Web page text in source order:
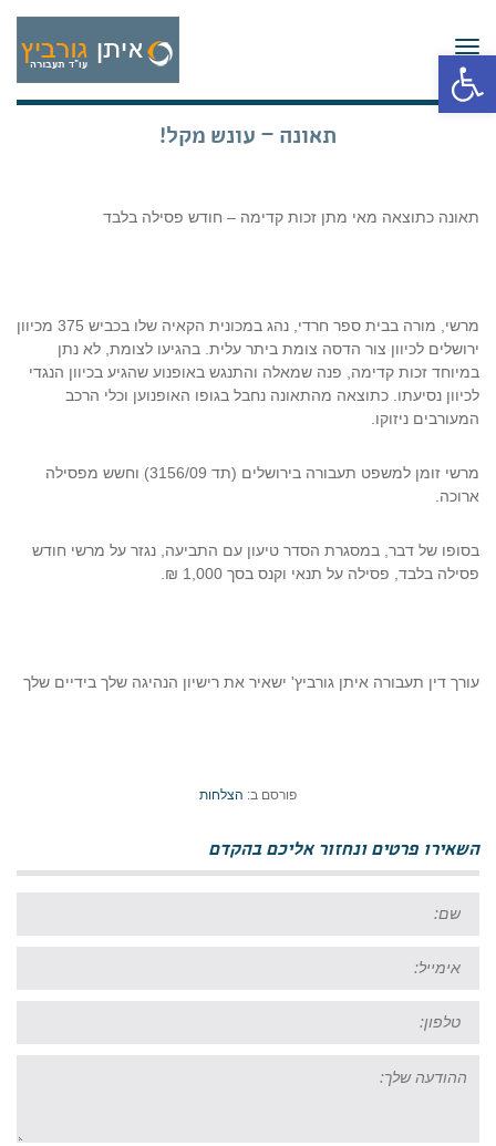
פתח סרגל נגישות
תפריט
תאונה – עונש מקל!
תאונה כתוצאה מאי מתן זכות קדימה – חודש פסילה בלבד
מרשי, מורה בבית ספר חרדי, נהג במכונית הקאיה שלו בכביש 375 מכיוון
ירושלים לכיוון צור הדסה צומת ביתר עלית. בהגיעו לצומת, לא נתן
במיוחד זכות קדימה, פנה שמאלה והתנגש באופנוע שהגיע בכיוון הנגדי
לכיוון נסיעתו. כתוצאה מהתאונה נחבל בגופו האופנוען וכלי הרכב
המעורבים ניזוקו.
מרשי זומן למשפט תעבורה בירושלים (תד 3156/09) וחשש מפסילה
ארוכה.
בסופו של דבר, במסגרת הסדר טיעון עם התביעה, נגזר על מרשי חודש
פסילה בלבד, פסילה על תנאי וקנס בסך 1,000 ₪.
עורך דין תעבורה איתן גורביץ' ישאיר את רישיון הנהיגה שלך בידיים שלך
פורסם ב: הצלחות
השאירו פרטים ונחזור אליכם בהקדם
שלך: